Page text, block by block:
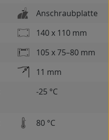
Anschraubplatte
140 x 110 mm
105 x 75–80 mm
11 mm
-25 °C
80 °C